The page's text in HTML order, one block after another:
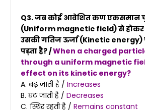
Q3. जब कोई आवेशित कण एकसमान
(Uniform magnetic field) से होकर
उसकी गतिज ऊर्जा (Kinetic energy)
पड़ता है? /When a charged
through a uniform magnetic
effect on its kinetic energy?
A. बढ़ जाती है / Increases
B. घट जाती है / Decreases
C. स्थिर रहती है / Remains constant